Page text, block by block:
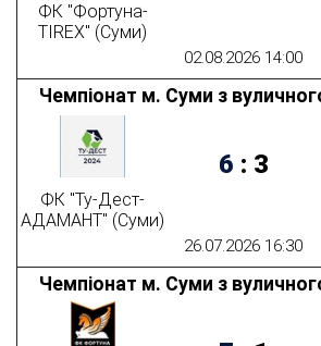
02.08.2026 14:00
ФК "Фортуна-
TIREX" (Суми)
26.07.2026 16:30
Чемпіонат м. Суми з
ФК "Ту-Дест-
АДАМАНТ" (Суми)
6 : 3
Чемпіонат м. Суми з